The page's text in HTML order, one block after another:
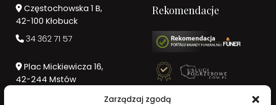
Zarządzaj zgodą
Częstochowska 1 B,
42-100 Kłobuck
34 362 71 57
Plac Mickiewicza 16,
42-244 Mstów
Rekomendacje